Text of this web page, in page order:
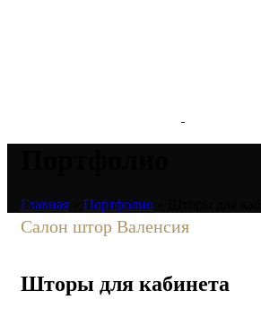
Главная Портфолио
Салон штор Валенсия
Шторы для кабинета